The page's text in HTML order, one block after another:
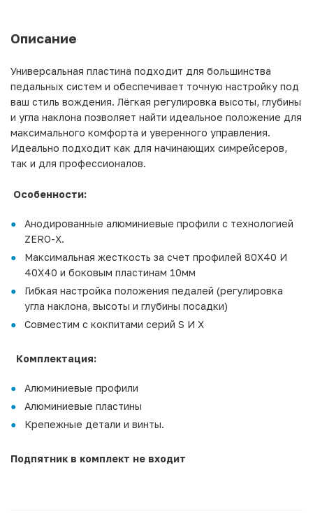
Описание
Универсальная пластина подходит для большинства
педальных систем и обеспечивает точную настройку под
ваш стиль вождения. Лёгкая регулировка высоты, глубины
и угла наклона позволяет найти идеальное положение для
максимального комфорта и уверенного управления.
Идеально подходит как для начинающих симрейсеров,
так и для профессионалов.
Особенности:
Анодированные алюминиевые профили с технологией
ZERO-X.
Максимальная жесткость за счет профилей 80X40 И
40X40 и боковым пластинам 10мм
Гибкая настройка положения педалей (регулировка
угла наклона, высоты и глубины посадки)
Совместим с кокпитами серий S И X
Комплектация:
Алюминиевые профили
Алюминиевые пластины
Крепежные детали и винты.
Подпятник в комплект не входит